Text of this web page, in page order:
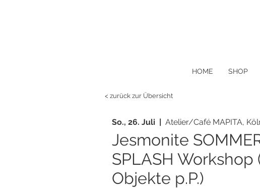
HOME SHOP
So., 26. Juli
  |
Atelier/Café MAPITA,
Jesmonite
SPLASH Workshop
Objekte p.P.)
< zurück zur Übersicht